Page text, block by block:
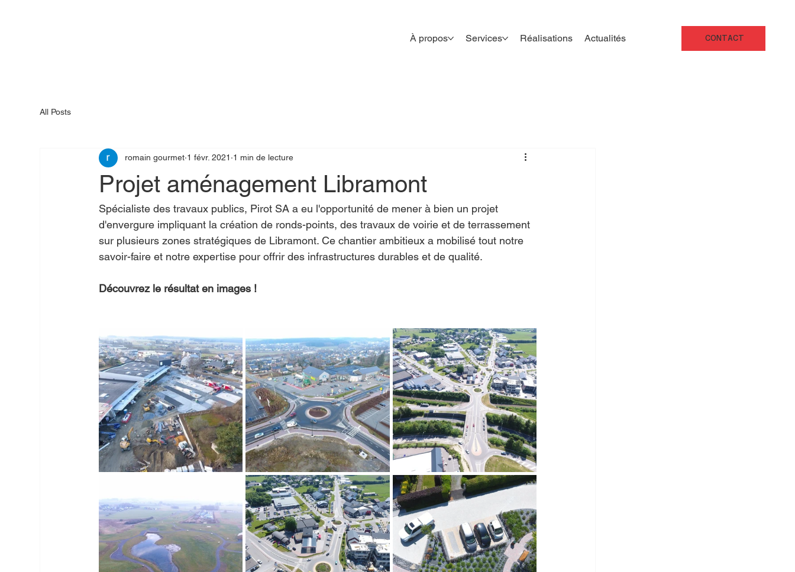
CONTACT
À propos Services Réalisations Actualités
All Posts
Projet aménagement Libramont
romain gourmet 1 févr. 2021 1 min de lecture
Spécialiste des travaux publics, Pirot SA a eu l'opportunité de mener à bien un projet
d'envergure impliquant la création de ronds-points, des travaux de voirie et de terrassement
sur plusieurs zones stratégiques de Libramont. Ce chantier ambitieux a mobilisé tout notre
savoir-faire et notre expertise pour offrir des infrastructures durables et de qualité.
Découvrez le résultat en images !